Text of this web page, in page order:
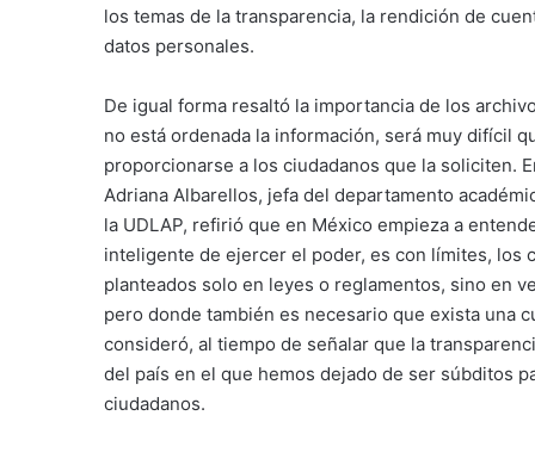
los temas de la transparencia, la rendición de
datos personales.
De igual forma resaltó la importancia de los
no está ordenada la información, será muy difícil
proporcionarse a los ciudadanos que la soliciten.
Adriana Albarellos, jefa del departamento
la UDLAP, refirió que en México empieza a
inteligente de ejercer el poder, es con límites, los
planteados solo en leyes o reglamentos, sino en
pero donde también es necesario que exista una
consideró, al tiempo de señalar que la
del país en el que hemos dejado de ser súbditos
ciudadanos.